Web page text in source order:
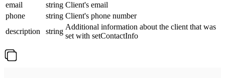
email
string Client's email
phone
string Client's phone number
description
string
Additional information about the client that was
set with setContactInfo